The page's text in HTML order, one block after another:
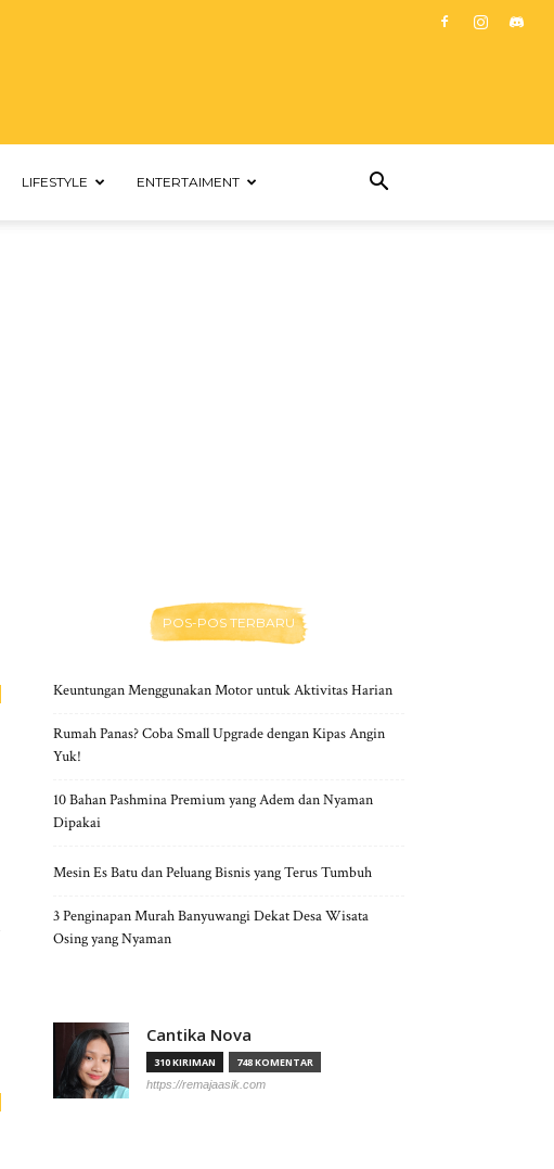
LIFESTYLE ENTERTAIMENT
POS-POS TERBARU
Keuntungan Menggunakan Motor untuk Aktivitas Harian
Rumah Panas? Coba Small Upgrade dengan Kipas Angin
Yuk!
10 Bahan Pashmina Premium yang Adem dan Nyaman
Dipakai
Mesin Es Batu dan Peluang Bisnis yang Terus Tumbuh
3 Penginapan Murah Banyuwangi Dekat Desa Wisata
Osing yang Nyaman
Cantika Nova
310 KIRIMAN 748 KOMENTAR
https://remajaasik.com